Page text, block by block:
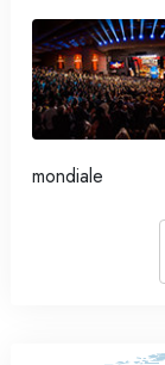
mondiale